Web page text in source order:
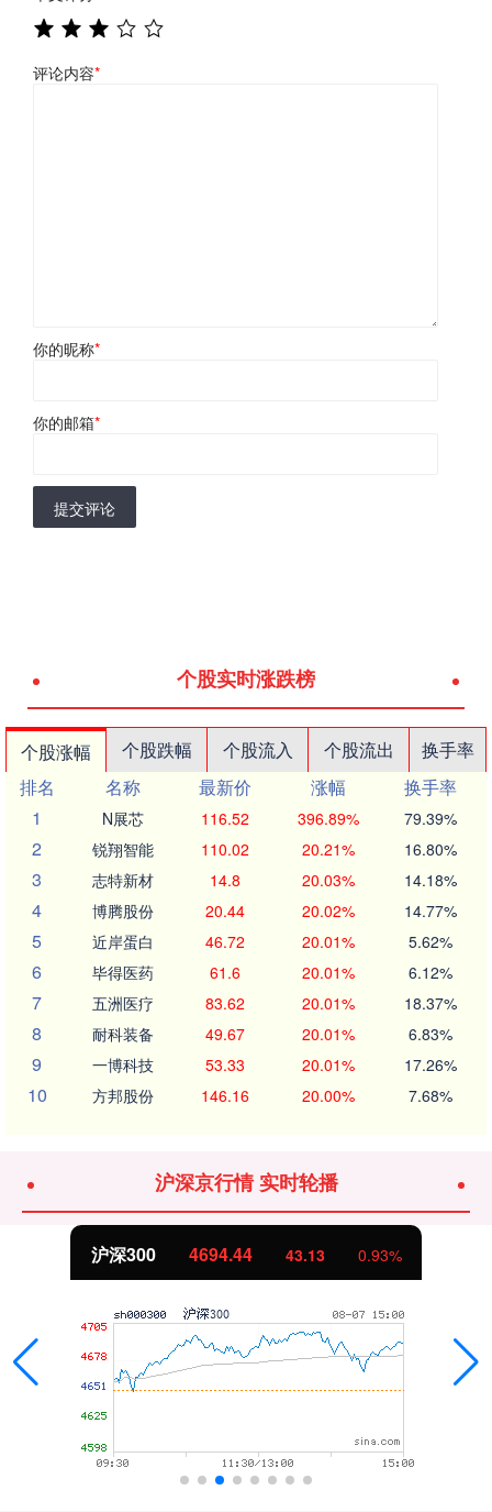
评论内容*
你的昵称*
你的邮箱*
提交评论
个股实时涨跌榜
个股涨幅 个股跌幅 个股流入 个股流出
换手率
排名
名称 最新价 涨幅
换手率
1
N展芯 116.52 396.89% 79.39%
2 锐翔智能 110.02 20.21% 16.80%
3 志特新材 14.8 20.03% 14.18%
4 博腾股份 20.44 20.02% 14.77%
5 近岸蛋白 46.72 20.01% 5.62%
6 毕得医药 61.6 20.01% 6.12%
7 五洲医疗 83.62 20.01% 18.37%
8 耐科装备 49.67 20.01% 6.83%
9 一博科技 53.33 20.01% 17.26%
10 方邦股份 146.16 20.00% 7.68%
沪深京行情 实时轮播
北证50 1134.24